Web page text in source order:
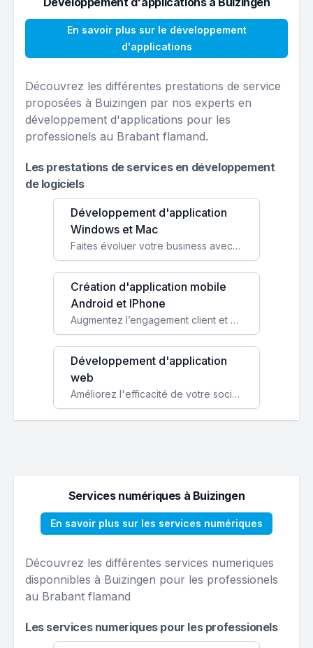
En savoir plus sur le développement
d'applications
Découvrez les différentes prestations de service
proposées à Buizingen par nos experts en
développement d'applications pour les
professionels au Brabant flamand.
Les prestations de services en développement
de logiciels
Développement d'application
Windows et Mac
Faites évoluer votre business avec des solutions logicielles personnalisées, parfaitement adaptées à vos besoins spécifiques.
Création d'application mobile
Android et IPhone
Augmentez l’engagement client et simplifiez vos processus avec une application mobile sur mesure, disponible sur iOS et Android.
Développement d'application
web
Améliorez l'efficacité de votre société avec une application web personnalisée accessible partout et tout le temps.
Services numériques à Buizingen
En savoir plus sur les services numériques
Découvrez les différentes services numeriques
disponnibles à Buizingen pour les professionels
au Brabant flamand
Les services numeriques pour les professionels